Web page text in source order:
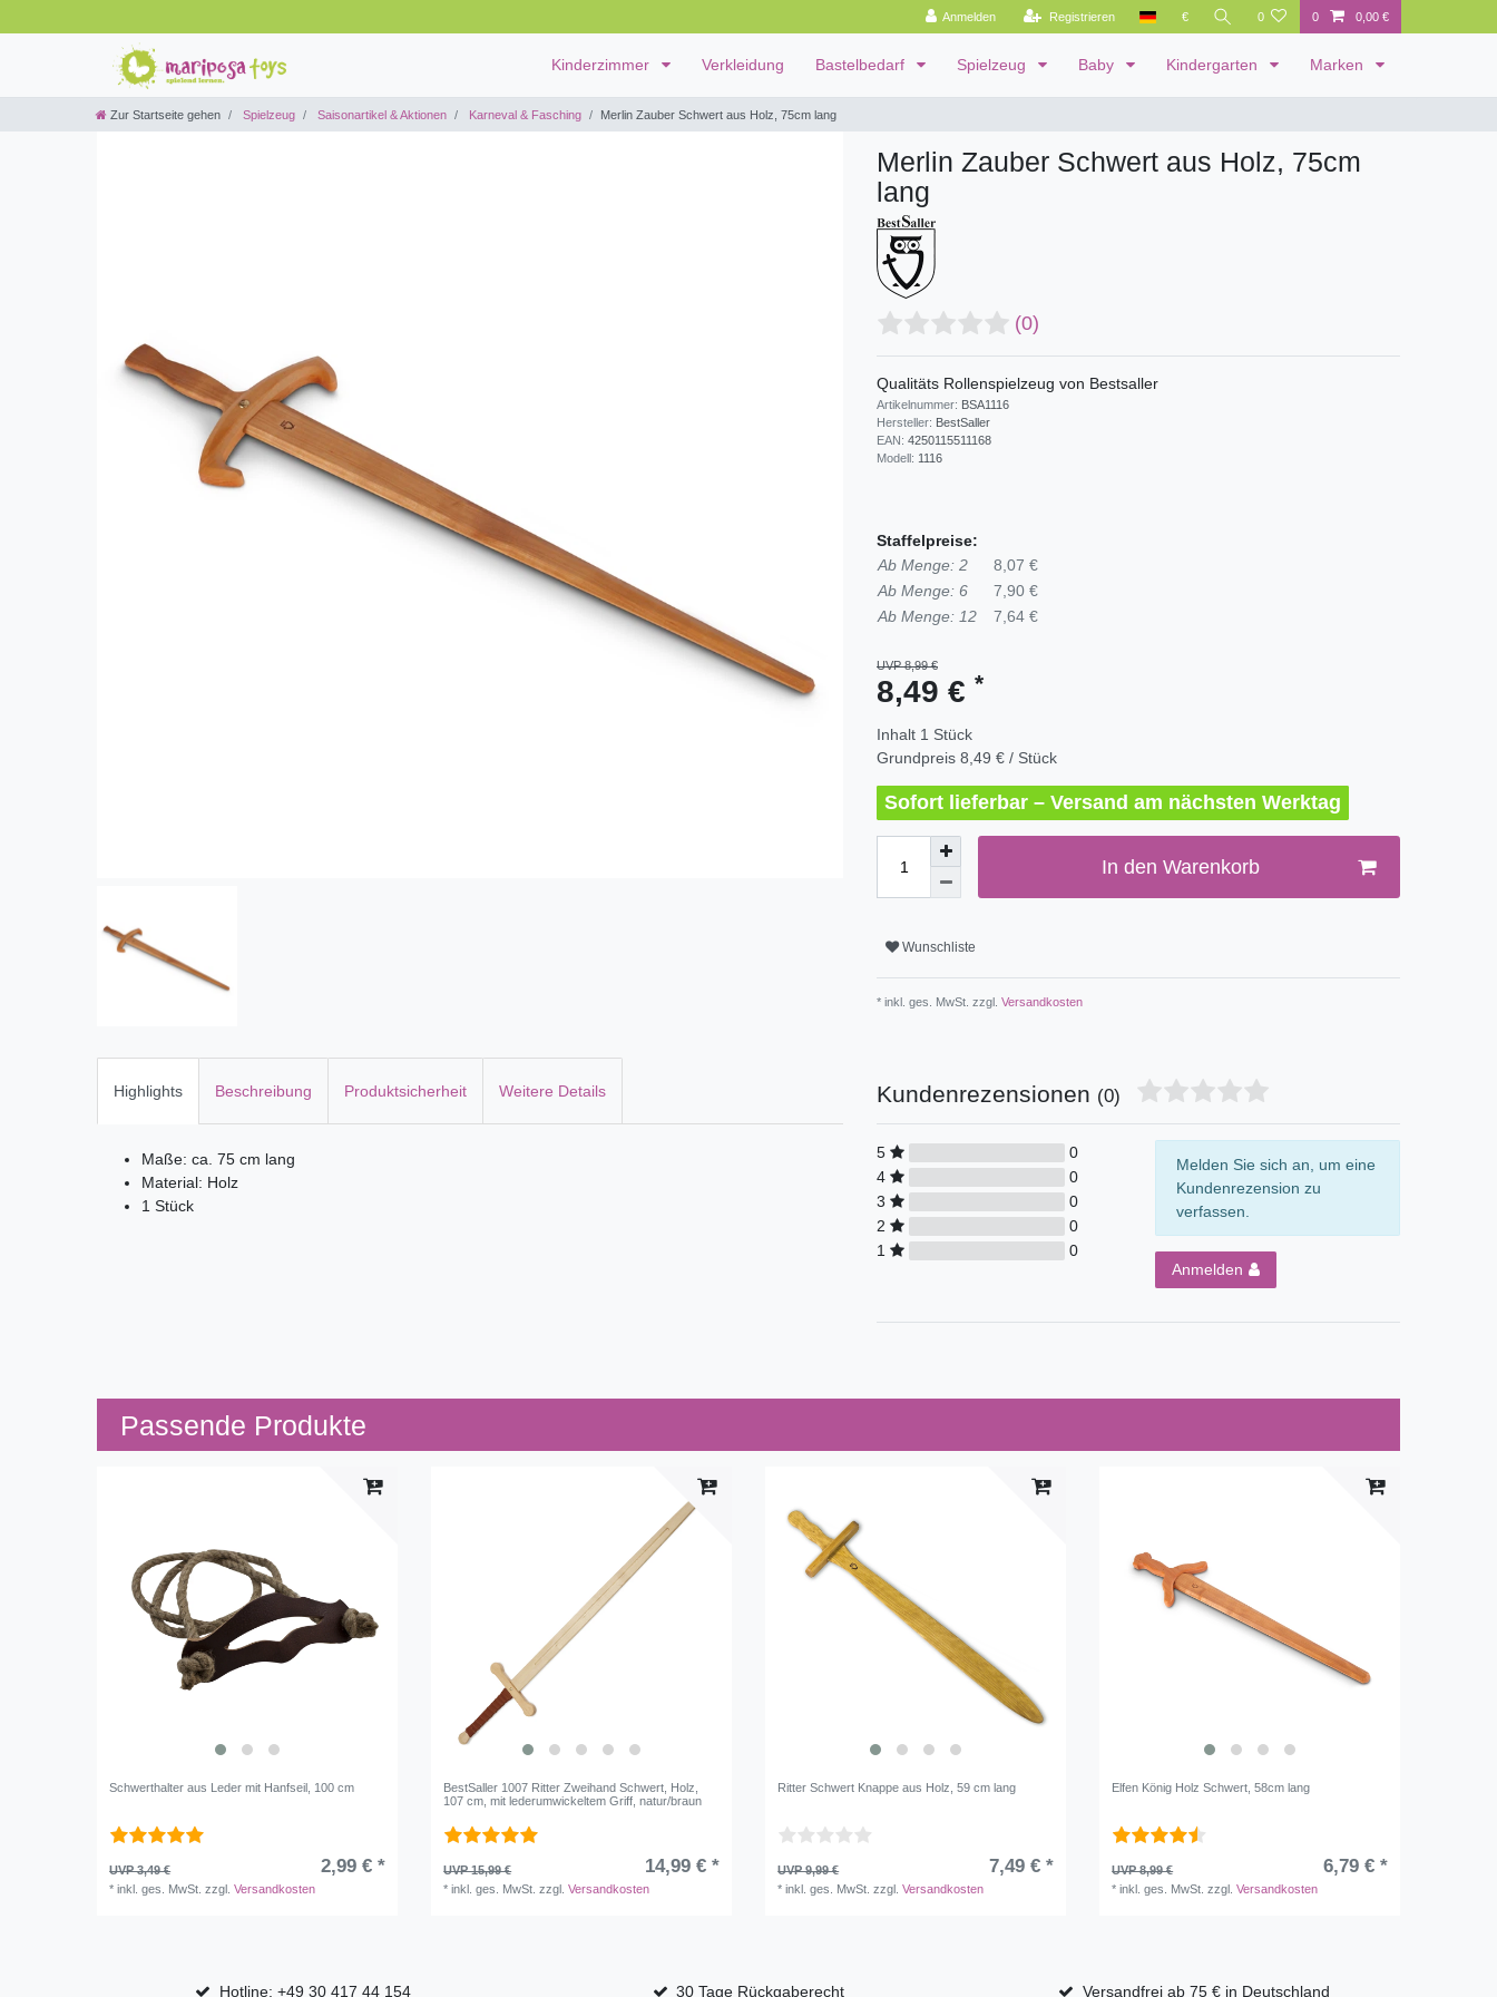
Anmelden Registrieren € 0 0 0,00 €
Kinderzimmer Verkleidung Bastelbedarf Spielzeug Baby Kindergarten Marken
Zur Startseite gehen Spielzeug Saisonartikel & Aktionen Karneval & Fasching Merlin Zauber Schwert aus Holz, 75cm lang
Merlin Zauber Schwert aus Holz, 75cm
lang
(0)
Qualitäts Rollenspielzeug von Bestsaller
Artikelnummer: BSA1116
Hersteller: BestSaller
EAN: 4250115511168
Modell: 1116
Staffelpreise:
Ab Menge: 2
8,07 €
Ab Menge: 6
7,90 €
Ab Menge: 12
7,64 €
UVP 8,99 €
8,49 € *
Inhalt 1 Stück
Grundpreis 8,49 € / Stück
Sofort lieferbar – Versand am nächsten Werktag
In den Warenkorb
Wunschliste
* inkl. ges. MwSt. zzgl. Versandkosten
Highlights Beschreibung Produktsicherheit Weitere Details
Maße: ca. 75 cm lang
Material: Holz
1 Stück
Kundenrezensionen (0)
5
0
4
0
3
0
2
0
1
0
Melden Sie sich an, um eine
Kundenrezension zu
verfassen.
Anmelden
Passende Produkte
Schwerthalter aus Leder mit Hanfseil, 100 cm
UVP 3,49 € 2,99 € *
*inkl. ges. MwSt. zzgl.Versandkosten
BestSaller 1007 Ritter Zweihand Schwert, Holz,
107 cm, mit lederumwickeltem Griff, natur/braun
UVP 15,99 € 14,99 € *
*inkl. ges. MwSt. zzgl.Versandkosten
Ritter Schwert Knappe aus Holz, 59 cm lang
UVP 9,99 € 7,49 € *
*inkl. ges. MwSt. zzgl.Versandkosten
Elfen König Holz Schwert, 58cm lang
UVP 8,99 € 6,79 € *
*inkl. ges. MwSt. zzgl.Versandkosten
Hotline: +49 30 417 44 154 30 Tage Rückgaberecht Versandfrei ab 75 € in Deutschland